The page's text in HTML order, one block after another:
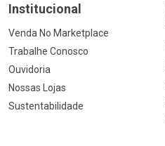
Institucional
Venda No Marketplace
Trabalhe Conosco
Ouvidoria
Nossas Lojas
Sustentabilidade